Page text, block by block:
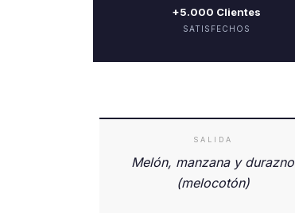
+5.000 Clientes
SATISFECHOS
SALIDA
Melón, manzana y durazno
(melocotón)